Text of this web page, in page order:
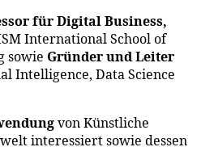
für Digital Business,
International School of
sowie Gründer und Leiter
Intelligence, Data Science
von Künstliche
interessiert sowie dessen